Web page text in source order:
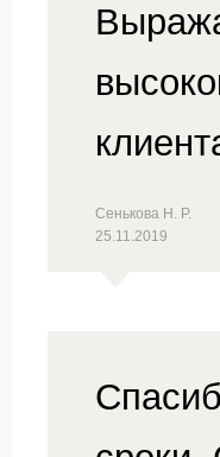
Сенькова Н. Р.
25.11.2019